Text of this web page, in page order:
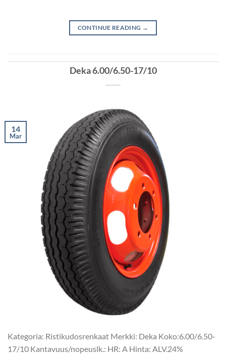
CONTINUE READING →
Deka 6.00/6.50-17/10
14
Mar
Kategoria: Ristikudosrenkaat Merkki: Deka Koko:6.00/6.50-
17/10 Kantavuus/nopeuslk.: HR: A Hinta: ALV.24%